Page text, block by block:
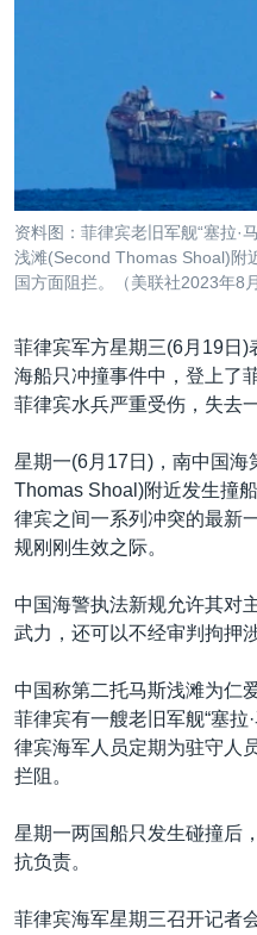
美国建国250周年
埃博拉疫情
美国之音专访
重要讲话与声明
台海两岸关系
南中国海争端
关注新疆
GEN Z 看美国
关注我们
其他语言网站
资料图：菲律宾老旧军舰“塞拉·
浅滩(Second Thomas Shoal)附
国方面阻拦。（美联社2023年8
菲律宾军方星期三(6月19日)
海船只冲撞事件中，登上了
菲律宾水兵严重受伤，失去
星期一(6月17日)，南中国海
Thomas Shoal)附近发生撞
律宾之间一系列冲突的最新
规刚刚生效之际。
中国海警执法新规允许其对
武力，还可以不经审判拘押
中国称第二托马斯浅滩为仁
菲律宾有一艘老旧军舰“塞拉
律宾海军人员定期为驻守人
拦阻。
星期一两国船只发生碰撞后
抗负责。
菲律宾海军星期三召开记者